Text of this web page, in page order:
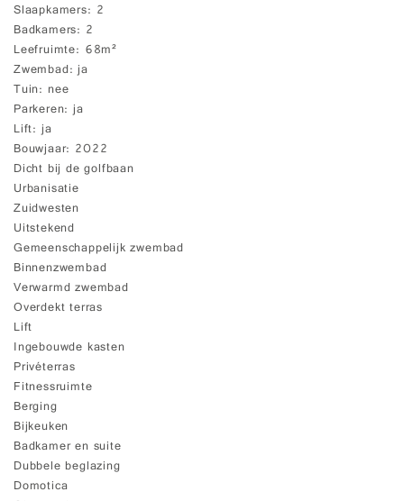
Slaapkamers 2
Badkamers 2
Leefruimte 68m²
Zwembad ja
Tuin nee
Parkeren ja
Lift ja
Bouwjaar 2022
Dicht bij de golfbaan
Urbanisatie
Zuidwesten
Uitstekend
Gemeenschappelijk zwembad
Binnenzwembad
Verwarmd zwembad
Overdekt terras
Lift
Ingebouwde kasten
Privéterras
Fitnessruimte
Berging
Bijkeuken
Badkamer en suite
Dubbele beglazing
Domotica